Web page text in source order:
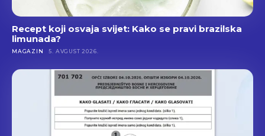
Recept koji osvaja svijet: Kako se pravi brazilska
limunada?
MAGAZIN 5. AVGUST 2026.